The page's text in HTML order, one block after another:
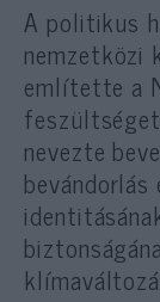
A politikus
nemzetközi
említette a
nevezte